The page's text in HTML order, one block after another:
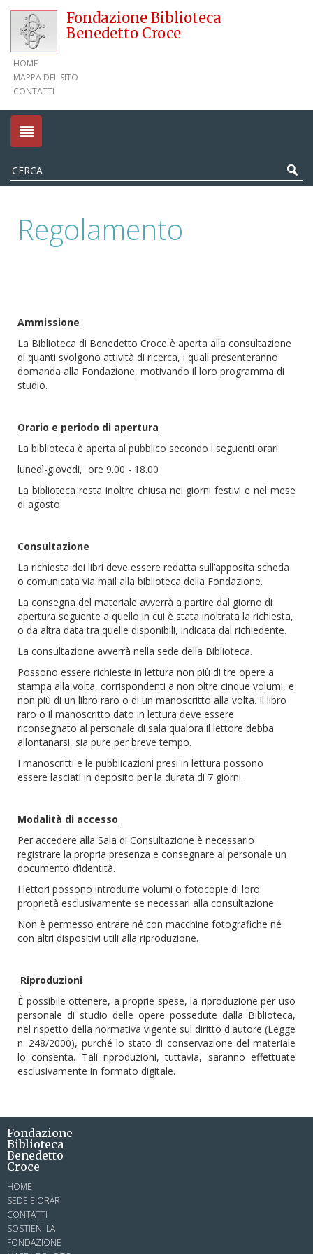
Fondazione Biblioteca
Benedetto Croce
HOME
MAPPA DEL SITO
CONTATTI
Regolamento
Ammissione
La Biblioteca di Benedetto Croce è aperta alla consultazione
di quanti svolgono attività di ricerca, i quali presenteranno
domanda alla Fondazione, motivando il loro programma di
studio.
Orario e periodo di apertura
La biblioteca è aperta al pubblico secondo i seguenti orari:
lunedì-giovedì, ore 9.00 - 18.00
La biblioteca resta inoltre chiusa nei giorni festivi e nel mese
di agosto.
Consultazione
La richiesta dei libri deve essere redatta sull’apposita scheda
o comunicata via mail alla biblioteca della Fondazione.
La consegna del materiale avverrà a partire dal giorno di
apertura seguente a quello in cui è stata inoltrata la richiesta,
o da altra data tra quelle disponibili, indicata dal richiedente.
La consultazione avverrà nella sede della Biblioteca.
Possono essere richieste in lettura non più di tre opere a
stampa alla volta, corrispondenti a non oltre cinque volumi, e
non più di un libro raro o di un manoscritto alla volta. Il libro
raro o il manoscritto dato in lettura deve essere
riconsegnato al personale di sala qualora il lettore debba
allontanarsi, sia pure per breve tempo.
I manoscritti e le pubblicazioni presi in lettura possono
essere lasciati in deposito per la durata di 7 giorni.
Modalità di accesso
Per accedere alla Sala di Consultazione è necessario
registrare la propria presenza e consegnare al personale un
documento d’identità.
I lettori possono introdurre volumi o fotocopie di loro
proprietà esclusivamente se necessari alla consultazione.
Non è permesso entrare né con macchine fotografiche né
con altri dispositivi utili alla riproduzione.
Riproduzioni
È possibile ottenere, a proprie spese, la riproduzione per uso
personale di studio delle opere possedute dalla Biblioteca,
nel rispetto della normativa vigente sul diritto d'autore (Legge
n. 248/2000), purché lo stato di conservazione del materiale
lo consenta. Tali riproduzioni, tuttavia, saranno effettuate
esclusivamente in formato digitale.
Fondazione
Biblioteca
Benedetto
Croce
HOME
SEDE E ORARI
CONTATTI
SOSTIENI LA
FONDAZIONE